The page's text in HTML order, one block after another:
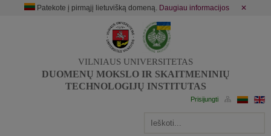
Patekote į pirmąjį lietuvišką domeną. Daugiau informacijos ✕
VILNIAUS UNIVERSITETAS
DUOMENŲ MOKSLO IR SKAITMENINIŲ
TECHNOLOGIJŲ INSTITUTAS